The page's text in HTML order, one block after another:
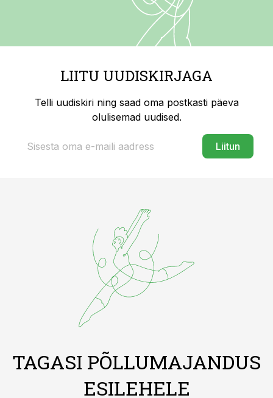
LIITU UUDISKIRJAGA
Telli uudiskiri ning saad oma postkasti päeva
olulisemad uudised.
Liitun
TAGASI PÕLLUMAJANDUS
ESILEHELE